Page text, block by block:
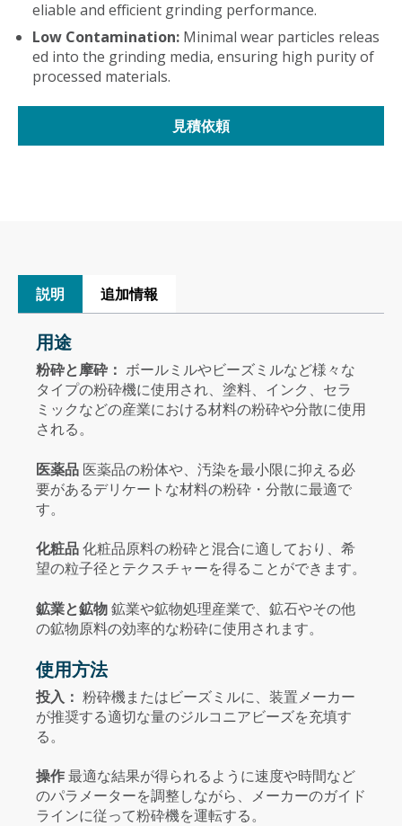
eliable and efficient grinding performance.
Low Contamination: Minimal wear particles releas
ed into the grinding media, ensuring high purity of
processed materials.
見積依頼
説明 追加情報
用途
粉砕と摩砕： ボールミルやビーズミルなど様々な
タイプの粉砕機に使用され、塗料、インク、セラ
ミックなどの産業における材料の粉砕や分散に使用
される。
医薬品 医薬品の粉体や、汚染を最小限に抑える必
要があるデリケートな材料の粉砕・分散に最適で
す。
化粧品化粧品原料の粉砕と混合に適しており、希
望の粒子径とテクスチャーを得ることができます。
鉱業と鉱物鉱業や鉱物処理産業で、鉱石やその他
の鉱物原料の効率的な粉砕に使用されます。
使用方法
投入： 粉砕機またはビーズミルに、装置メーカー
が推奨する適切な量のジルコニアビーズを充填す
る。
操作最適な結果が得られるように速度や時間など
のパラメーターを調整しながら、メーカーのガイド
ラインに従って粉砕機を運転する。